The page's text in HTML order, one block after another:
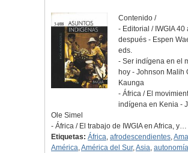
Contenido /
- Editorial / IWGIA 40
después - Espen
eds.
- Ser indígena en el
hoy - Johnson Malih
Kaunga
- África / El
indígena en Kenia -
Ole Simel
- África / El trabajo de IWGIA en Africa, y…
Etiquetas: África, afrodescendientes,
América,América del Sur,Asia, autonomía